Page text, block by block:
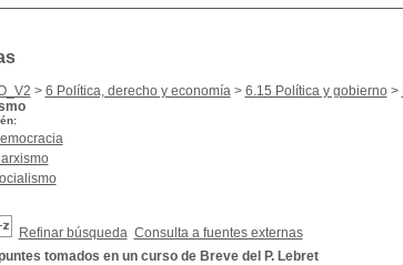
> 6 Política, derecho y economía> 6.15 Política y gobierno>
Refinar búsqueda Consulta a fuentes externas
tomados en un curso de Breve del P. Lebret